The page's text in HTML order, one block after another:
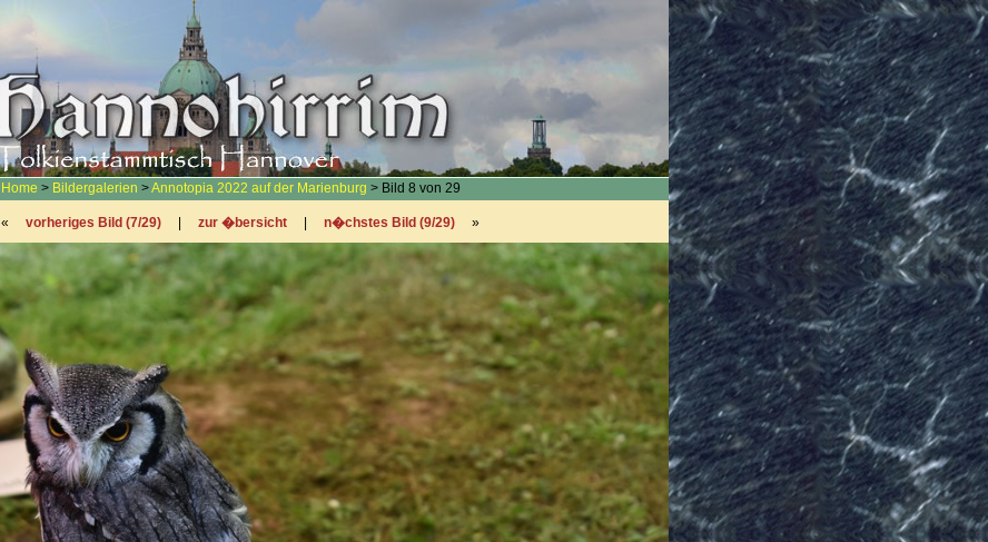
Home > Bildergalerien >Annotopia 2022 auf der Marienburg > Bild 8 von 29
« vorheriges Bild (7/29) zur �bersicht n�chstes Bild (9/29) »